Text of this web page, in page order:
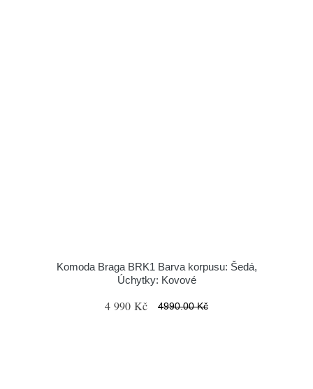
Komoda Braga BRK1 Barva korpusu: Šedá,
Úchytky: Kovové
4 990 Kč 4990.00 Kč